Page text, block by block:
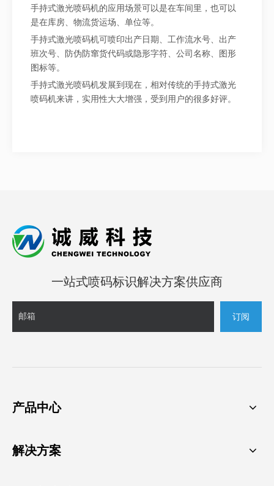
手持式激光喷码机的应用场景可以是在车间里，也可以
是在库房、物流货运场、单位等。
手持式激光喷码机可喷印出产日期、工作流水号、出产
班次号、防伪防窜货代码或隐形字符、公司名称、图形
图标等。
手持式激光喷码机发展到现在，相对传统的手持式激光
喷码机来讲，实用性大大增强，受到用户的很多好评。
一站式喷码标识解决方案供应商
订阅
产品中心
解决方案